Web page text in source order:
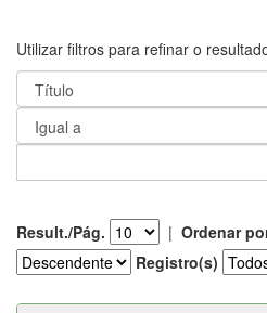
Utilizar filtros para refinar o
Result./Pág. | Ordenar
Registro(s)